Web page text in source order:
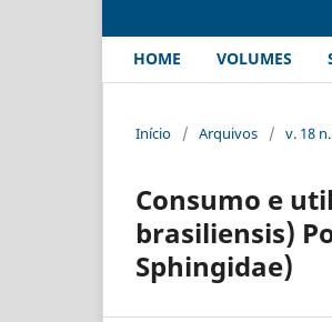
HOME VOLUMES
Início / Arquivos / v. 18
Consumo e
brasiliensis)
Sphingidae)